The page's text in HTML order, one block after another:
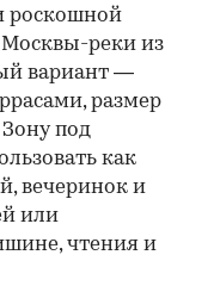
роскошной
Москвы-реки из
вариант —
размер
Зону под
как
вечеринок и
или
чтения и